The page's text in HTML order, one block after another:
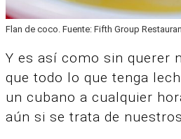
Flan de coco. Fuente: Fifth Group
Y es así como sin querer
que todo lo que tenga
un cubano a cualquier
aún si se trata de